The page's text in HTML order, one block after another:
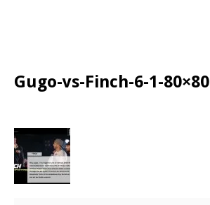
Gugo-vs-Finch-6-1-80×80